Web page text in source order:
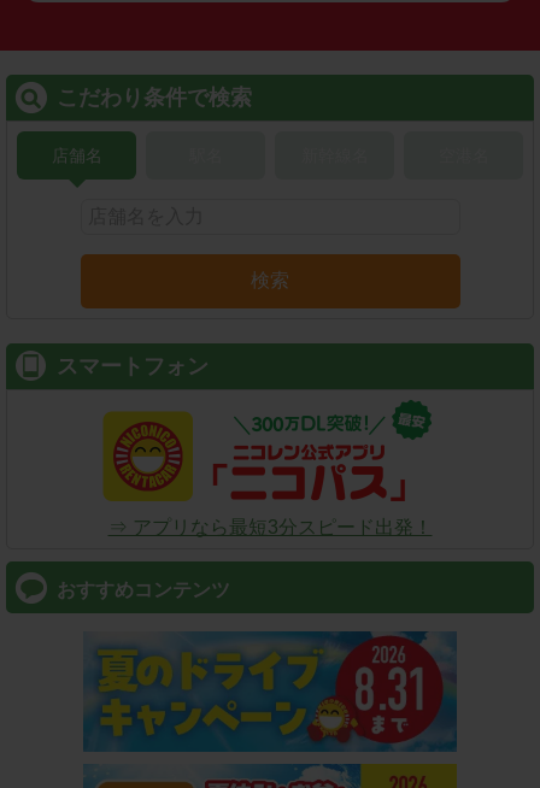
こだわり条件で検索
店舗名
検索
スマートフォン
⇒ アプリなら最短3分スピード出発！
おすすめコンテンツ